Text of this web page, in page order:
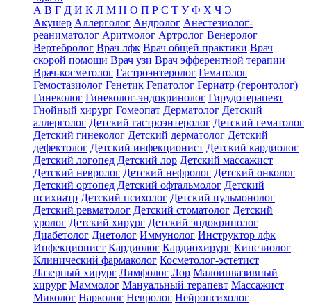
А В Г Д И К Л М Н О П Р С Т У Ф Х Ч Э
Акушер Аллерголог Андролог Анестезиолог-
реаниматолог Аритмолог Артролог Венеролог
Вертебролог Врач лфк Врач общей практики Врач
скорой помощи Врач узи Врач эфферентной терапии
Врач-косметолог Гастроэнтеролог Гематолог
Гемостазиолог Генетик Гепатолог Гериатр (геронтолог)
Гинеколог Гинеколог-эндокринолог Гирудотерапевт
Гнойный хирург Гомеопат Дерматолог Детский
аллерголог Детский гастроэнтеролог Детский гематолог
Детский гинеколог Детский дерматолог Детский
дефектолог Детский инфекционист Детский кардиолог
Детский логопед Детский лор Детский массажист
Детский невролог Детский нефролог Детский онколог
Детский ортопед Детский офтальмолог Детский
психиатр Детский психолог Детский пульмонолог
Детский ревматолог Детский стоматолог Детский
уролог Детский хирург Детский эндокринолог
Диабетолог Диетолог Иммунолог Инструктор лфк
Инфекционист Кардиолог Кардиохирург Кинезиолог
Клинический фармаколог Косметолог-эстетист
Лазерный хирург Лимфолог Лор Малоинвазивный
хирург Маммолог Мануальный терапевт Массажист
Миколог Нарколог Невролог Нейропсихолог